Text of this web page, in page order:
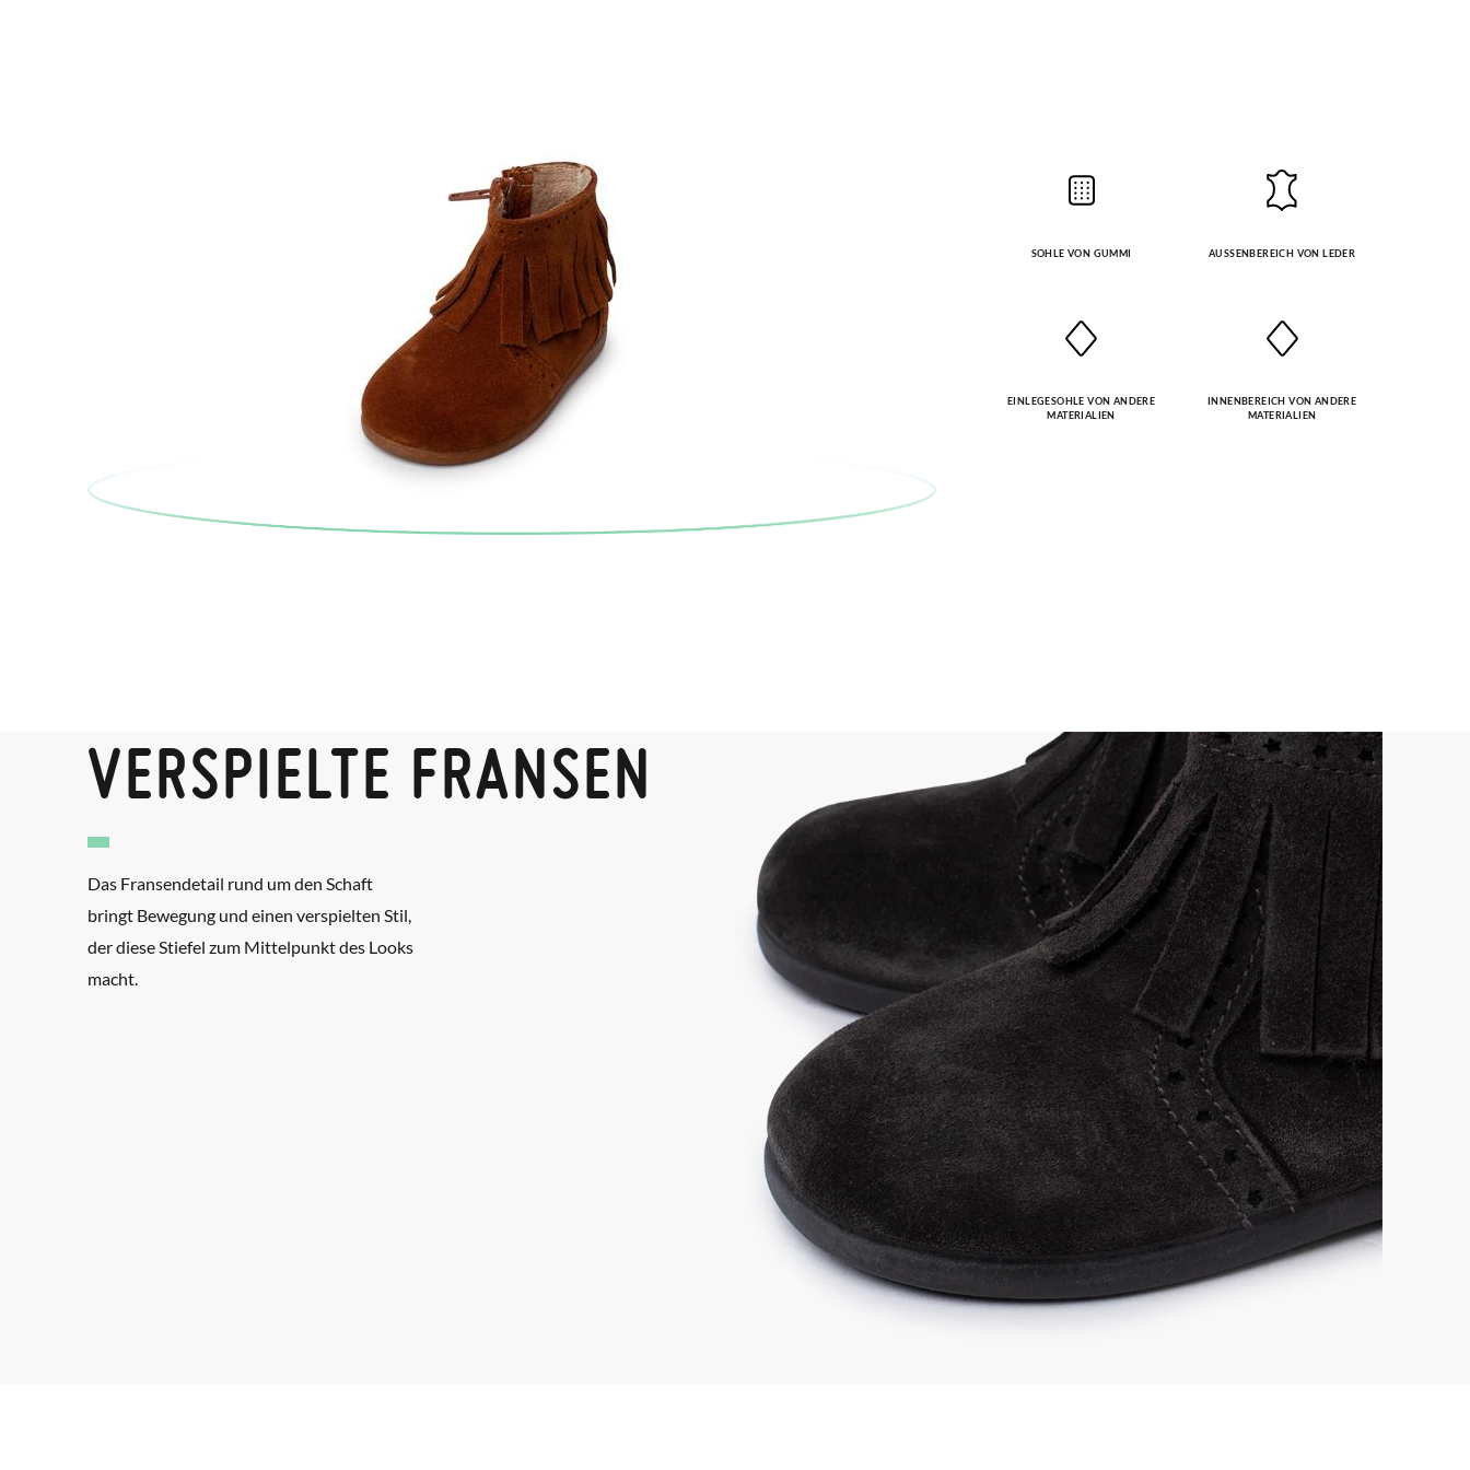
SOHLE VON GUMMI AUSSENBEREICH VON LEDER
EINLEGESOHLE VON ANDERE
MATERIALIEN
INNENBEREICH VON ANDERE
MATERIALIEN
VERSPIELTE FRANSEN
Das Fransendetail rund um den Schaft
bringt Bewegung und einen verspielten Stil,
der diese Stiefel zum Mittelpunkt des Looks
macht.